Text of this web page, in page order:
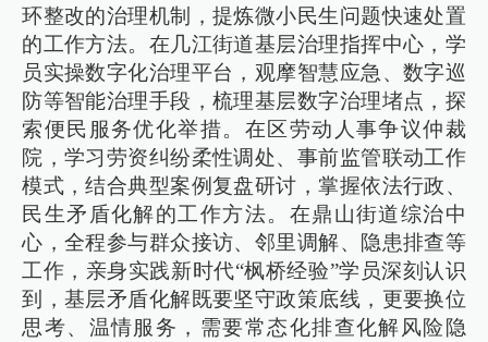
环整改的治理机制，提炼微小民生问题快速处置
的工作方法。在几江街道基层治理指挥中心，学
员实操数字化治理平台，观摩智慧应急、数字巡
防等智能治理手段，梳理基层数字治理堵点，探
索便民服务优化举措。在区劳动人事争议仲裁
院，学习劳资纠纷柔性调处、事前监管联动工作
模式，结合典型案例复盘研讨，掌握依法行政、
民生矛盾化解的工作方法。在鼎山街道综治中
心，全程参与群众接访、邻里调解、隐患排查等
工作，亲身实践新时代“枫桥经验”学员深刻认识
到，基层矛盾化解既要坚守政策底线，更要换位
思考、温情服务，需要常态化排查化解风险隐